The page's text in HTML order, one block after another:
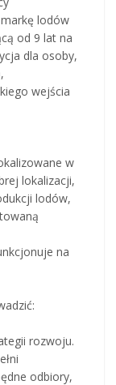
lodów
od 9 lat na
dla osoby,
wejścia
w
lokalizacji,
lodów,
na
rozwoju.
odbiory,